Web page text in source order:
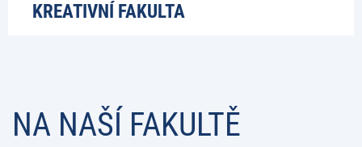
KREATIVNÍ FAKULTA
NA NAŠÍ FAKULTĚ